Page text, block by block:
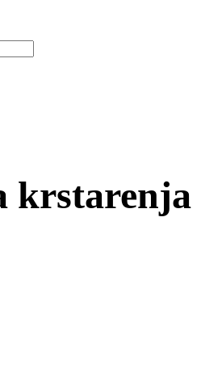
krstarenja